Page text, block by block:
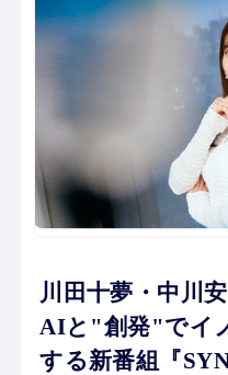
川田十夢・中川
AIと"創発"でイ
する新番組『